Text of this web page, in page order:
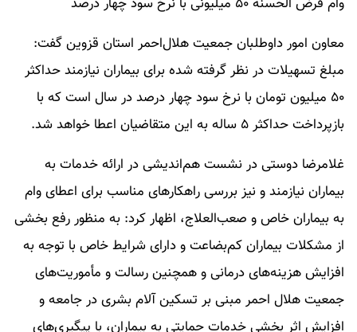
معاون امور داوطلبان جمعیت هلال‌احمر استان قزوین گفت:
مبلغ تسهیلات در نظر گرفته شده برای بیماران نیازمند حداکثر
۵۰ میلیون تومان با نرخ سود چهار درصد در سال است که با
بازپرداخت حداکثر ۵ ساله به این متقاضیان اعطا خواهد شد.
غلامرضا دوستی در نشست هم‌اندیشی در ارائه خدمات به
بیماران نیازمند و نیز بررسی راهکارهای مناسب برای اعطای وام
به بیماران خاص و صعب‌العلاج، اظهار کرد: به منظور رفع بخشی
از مشکلات بیماران کم‌بضاعت و دارای شرایط خاص با توجه به
افزایش هزینه‌های درمانی و همچنین رسالت و مأموریت‌های
جمعیت هلال احمر مبنی بر تسکین آلام بشری در جامعه و
افزایش اثر بخشی خدمات حمایتی به بیماران، با پیگیری‌های